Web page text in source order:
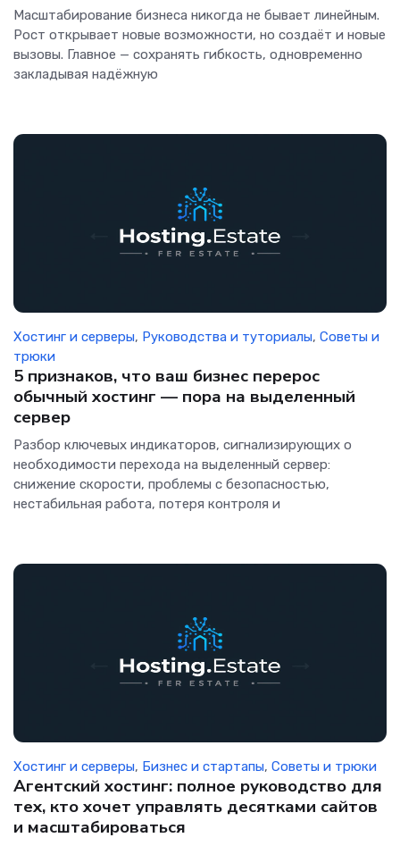
Масштабирование бизнеса никогда не бывает линейным.
Рост открывает новые возможности, но создаёт и новые
вызовы. Главное — сохранять гибкость, одновременно
закладывая надёжную
Хостинг и серверы, Руководства и туториалы, Советы и
трюки
5 признаков, что ваш бизнес перерос
обычный хостинг — пора на выделенный
сервер
Разбор ключевых индикаторов, сигнализирующих о
необходимости перехода на выделенный сервер:
снижение скорости, проблемы с безопасностью,
нестабильная работа, потеря контроля и
Хостинг и серверы, Бизнес и стартапы, Советы и трюки
Агентский хостинг: полное руководство для
тех, кто хочет управлять десятками сайтов
и масштабироваться